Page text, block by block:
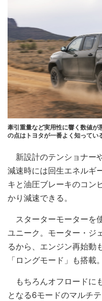
牽引重量など実用性に響く数値が
の点はトヨタが一番よく知ってい
新設計のテンショナー
減速時には回生エネルギ
キと油圧ブレーキのコン
かり減速できる。
スターターモーターを
ユニーク。モーター・ジ
るから、エンジン再始動
「ロングモード」も搭載。
もちろんオフロードに
となる6モードのマルチ